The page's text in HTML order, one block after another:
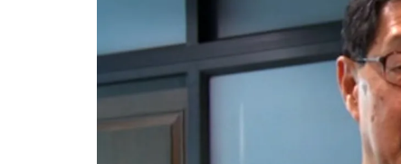
ดาวน์โหลดสนุกแอปฟรี ติดตามสนุกโ